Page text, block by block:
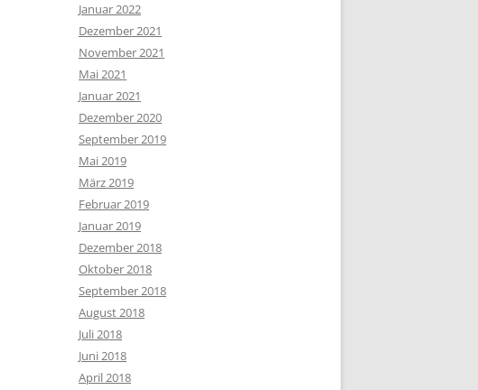
Januar 2022
Dezember 2021
November 2021
Mai 2021
Januar 2021
Dezember 2020
September 2019
Mai 2019
März 2019
Februar 2019
Januar 2019
Dezember 2018
Oktober 2018
September 2018
August 2018
Juli 2018
Juni 2018
April 2018